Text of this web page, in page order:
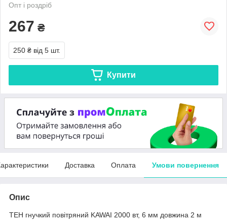
Опт і роздріб
267 ₴
250 ₴ від 5 шт.
Купити
Доставка Оплата Умови повернення
Опис
ТЕН гнучкий повітряний KAWAI 2000 вт, 6 мм довжина 2 м